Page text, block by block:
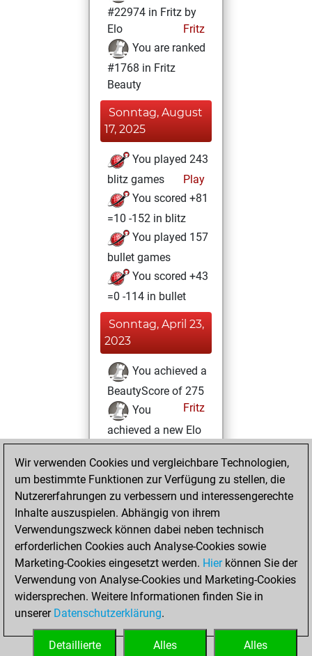
#22974 in Fritz by
Elo
Fritz
You are ranked
#1768 in Fritz
Beauty
Sonntag, August
17, 2025
You played 243
blitz games
Play
You scored +81
=10 -152 in blitz
You played 157
bullet games
You scored +43
=0 -114 in bullet
Sonntag, April 23,
2023
You achieved a
BeautyScore of 275
Fritz
You
achieved a new Elo
of 1427
Donnerstag,
Februar 9, 2023
You won
against Fritz
Fritz
Sonntag, Mai 30,
2021
You created
your Fritz account
Wir verwenden Cookies und vergleichbare Technologien,
um bestimmte Funktionen zur Verfügung zu stellen, die
Nutzererfahrungen zu verbessern und interessengerechte
Inhalte auszuspielen. Abhängig von ihrem
Verwendungszweck können dabei neben technisch
erforderlichen Cookies auch Analyse-Cookies sowie
Marketing-Cookies eingesetzt werden. Hierkönnen Sie der
Verwendung von Analyse-Cookies und Marketing-Cookies
widersprechen. Weitere Informationen finden Sie in
unserer Datenschutzerklärung.
Alles
Alles
Detaillierte